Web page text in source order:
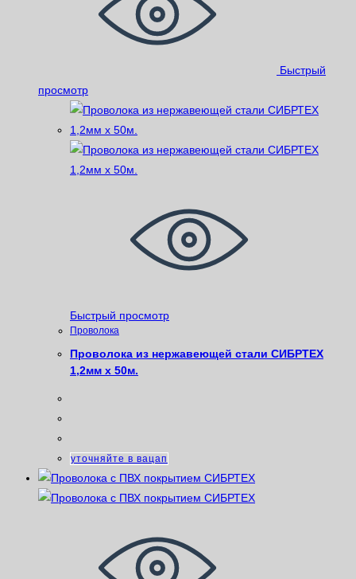
Быстрый
просмотр
Быстрый просмотр
Проволока
Проволока из нержавеющей стали СИБРТЕХ
1,2мм x 50м.
уточняйте в вацап